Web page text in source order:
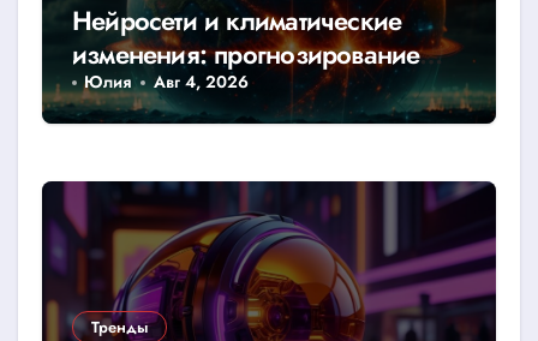
Нейросети и климатические
изменения: прогнозирование
катастроф
Юлия Авг 4, 2026
Тренды